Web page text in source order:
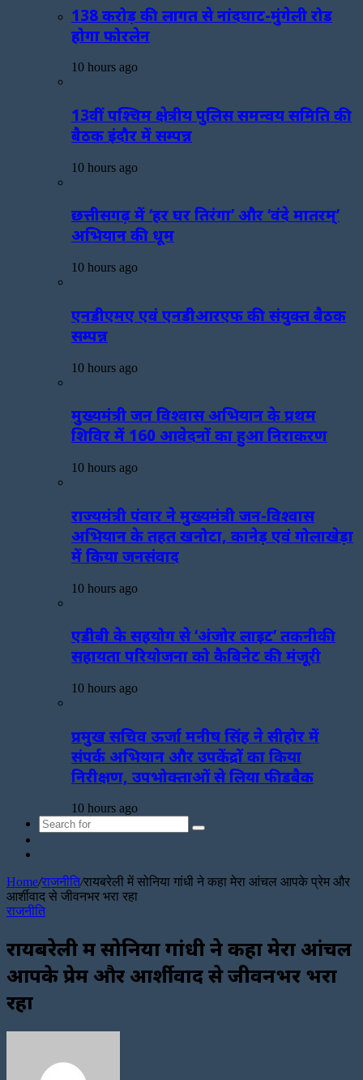
138 करोड़ की लागत से नांदघाट-मुंगेली रोड
होगा फोरलेन
10 hours ago
13वीं पश्चिम क्षेत्रीय पुलिस समन्वय समिति की
बैठक इंदौर में सम्पन्न
10 hours ago
छत्तीसगढ़ में ‘हर घर तिरंगा’ और ‘वंदे मातरम्’
अभियान की धूम
10 hours ago
एनडीएमए एवं एनडीआरएफ की संयुक्त बैठक
सम्पन्न
10 hours ago
मुख्यमंत्री जन विश्वास अभियान के प्रथम
शिविर में 160 आवेदनों का हुआ निराकरण
10 hours ago
राज्यमंत्री पंवार ने मुख्यमंत्री जन-विश्वास
अभियान के तहत खनोटा, कानेड़ एवं गोलाखेड़ा
में किया जनसंवाद
10 hours ago
एडीबी के सहयोग से ‘अंजोर लाइट’ तकनीकी
सहायता परियोजना को कैबिनेट की मंजूरी
10 hours ago
प्रमुख सचिव ऊर्जा मनीष सिंह ने सीहोर में
संपर्क अभियान और उपकेंद्रों का किया
निरीक्षण, उपभोक्ताओं से लिया फीडबैक
10 hours ago
Search
Home/राजनीति/रायबरेली में सोनिया गांधी ने कहा मेरा आंचल आपके प्रेम और
आर्शीवाद से जीवनभर भरा रहा
राजनीति
रायबरेली में सोनिया गांधी ने कहा मेरा आंचल
आपके प्रेम और आर्शीवाद से जीवनभर भरा
रहा